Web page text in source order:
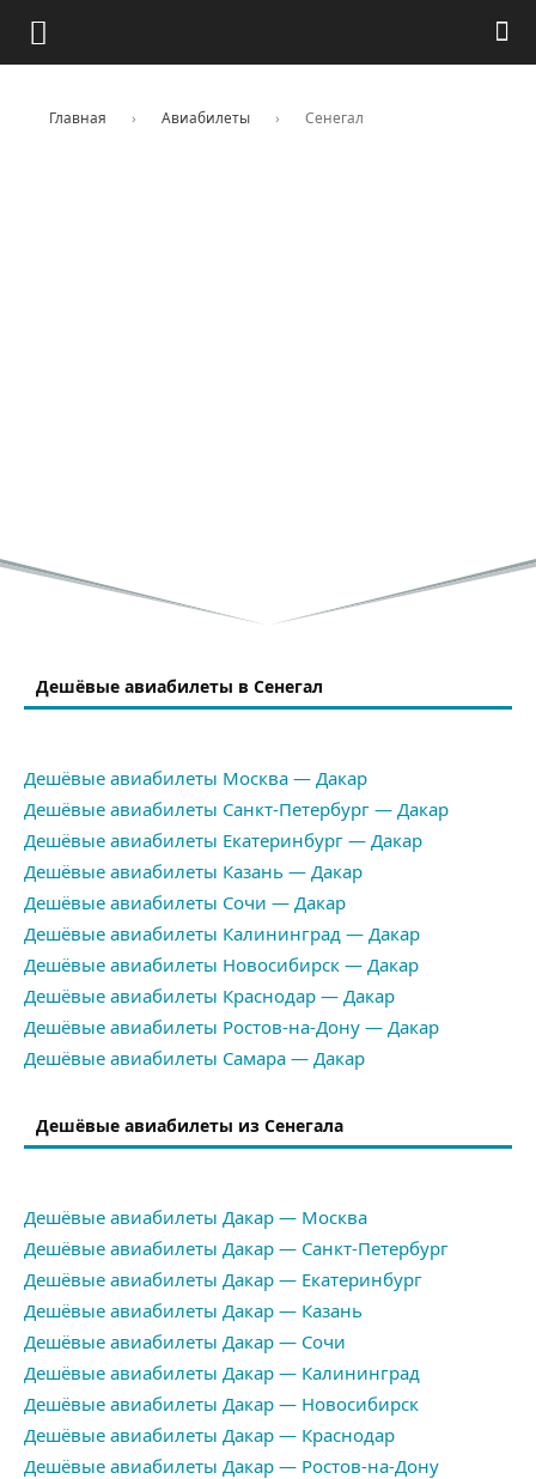
Главная › Авиабилеты › Сенегал
Дешёвые авиабилеты в Сенегал
Дешёвые авиабилеты Москва — Дакар
Дешёвые авиабилеты Санкт-Петербург — Дакар
Дешёвые авиабилеты Екатеринбург — Дакар
Дешёвые авиабилеты Казань — Дакар
Дешёвые авиабилеты Сочи — Дакар
Дешёвые авиабилеты Калининград — Дакар
Дешёвые авиабилеты Новосибирск — Дакар
Дешёвые авиабилеты Краснодар — Дакар
Дешёвые авиабилеты Ростов-на-Дону — Дакар
Дешёвые авиабилеты Самара — Дакар
Дешёвые авиабилеты из Сенегала
Дешёвые авиабилеты Дакар — Москва
Дешёвые авиабилеты Дакар — Санкт-Петербург
Дешёвые авиабилеты Дакар — Екатеринбург
Дешёвые авиабилеты Дакар — Казань
Дешёвые авиабилеты Дакар — Сочи
Дешёвые авиабилеты Дакар — Калининград
Дешёвые авиабилеты Дакар — Новосибирск
Дешёвые авиабилеты Дакар — Краснодар
Дешёвые авиабилеты Дакар — Ростов-на-Дону